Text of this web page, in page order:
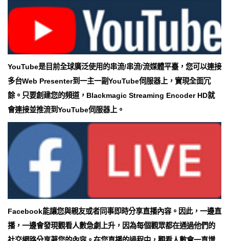
YouTube是目前全球廣泛使用的串流/串流/流媒體平臺，您可以連接
多台Web Presenter到一主一副YouTube伺服器上，實現全面冗
餘。只要創建您的頻道，Blackmagic Streaming Encoder HD就
會連接並推流到YouTube伺服器上。
Facebook能讓您與親友或者同事即時分享直播內容。因此，一邊直
播，一邊會發現觀看人數急劇上升，因為每個觀眾都在通過他們的